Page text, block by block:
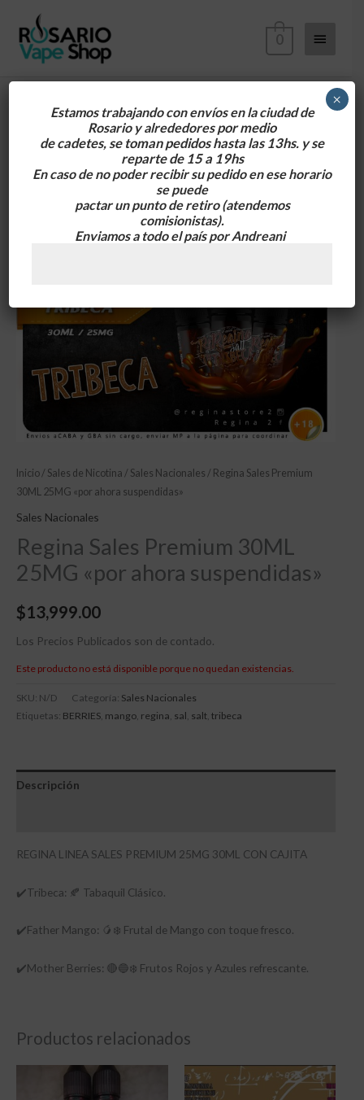
contenido
0
Inicio/ Sales de Nicotina / Sales Nacionales / Regina Sales Premium
30ML 25MG «por ahora suspendidas»
Sales Nacionales
Regina Sales Premium 30ML
25MG «por ahora suspendidas»
$13,999.00
Los Precios Publicados son de contado.
Este producto no está disponible porque no quedan existencias.
SKU: N/D Categoría: Sales Nacionales
Etiquetas: BERRIES mango regina sal salt tribeca
Descripción
REGINA LINEA SALES PREMIUM 25MG 30ML CON CAJITA
✔️Tribeca: 🍂 Tabaquil Clásico.
✔️Father Mango: 🥭❄️ Frutal de Mango con toque fresco.
✔️Mother Berries: 🔴🔵❄️ Frutos Rojos y Azules refrescante.
Productos relacionados
Estamos trabajando con envíos en la ciudad de
Rosario y alrededorespor medio
de cadetes, se toman pedidos hasta las 13hs. y se
reparte de 15 a 19hs
En caso de no poder recibir su pedido en ese horario
se puede
pactar un punto de retiro(atendemos
comisionistas).
Enviamos a todo el país por Andreani
×